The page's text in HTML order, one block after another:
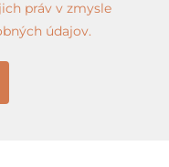
práv v zmysle
údajov.